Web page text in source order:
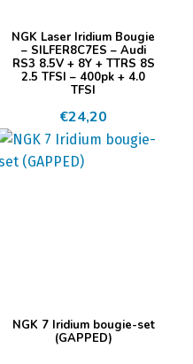
NGK Laser Iridium Bougie
– SILFER8C7ES – Audi
RS3 8.5V + 8Y + TTRS 8S
2.5 TFSI – 400pk + 4.0
TFSI
€24,20
NGK 7 Iridium bougie-set
(GAPPED)